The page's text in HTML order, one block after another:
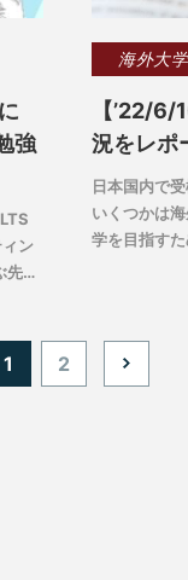
強
ン
先輩
海外大
【’22/
況をレポ
日本国内で
いくつかは
学を目指す
対策し、受
ません。
1 2